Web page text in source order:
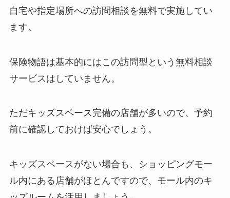
自宅や指定場所への訪問相談を無料で実施してい
ます。
保険物語は基本的にはこの訪問型という無料相談
サービスはしていません。
ただキッズスペース完備の店舗が多いので、予約
前に確認しておけば安心でしょう。
キッズスペースがない場合も、ショッピングモー
ル内にある店舗がほとんですので、モール内のキ